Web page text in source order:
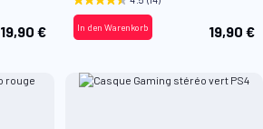
19,90 € 19,90 €
In den Warenkorb